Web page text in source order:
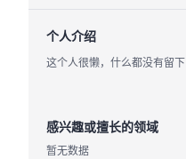
个人介绍
这个人很懒，什么都没有留下
感兴趣或擅长的领域
暂无数据